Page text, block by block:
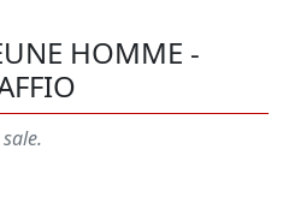
HOMME -